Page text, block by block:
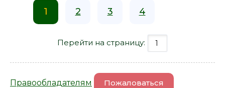
1 2 3 4
Перейти на страницу:
Правообладателям Пожаловаться